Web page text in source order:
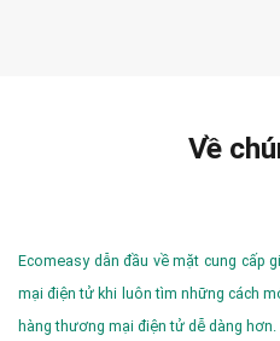
Về
Ecomeasy dẫn đầu về mặt cung cấp
mại điện tử khi luôn tìm những cách
hàng thương mại điện tử dễ dàng hơn.